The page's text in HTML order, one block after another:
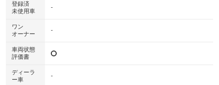
登録済
未使用車
-
ワン
オーナー
-
車両状態
評価書
ディーラ
ー車
-